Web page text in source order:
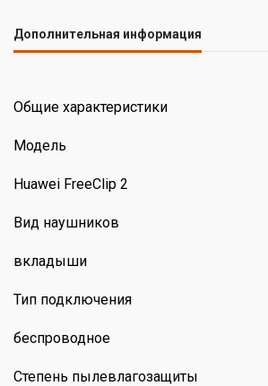
Дополнительная информация
Общие характеристики
Модель
Huawei FreeClip 2
Вид наушников
вкладыши
Тип подключения
беспроводное
Степень пылевлагозащиты